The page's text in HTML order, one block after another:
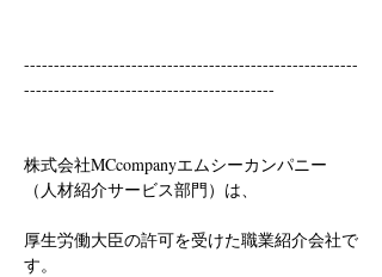
--------------------------------------------------------
------------------------------------------
株式会社MCcompanyエムシーカンパニー
（人材紹介サービス部門）は、
厚生労働大臣の許可を受けた職業紹介会社で
す。